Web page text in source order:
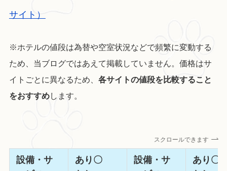
サイト）
※ホテルの値段は為替や空室状況などで頻繁に変動する
ため、当ブログではあえて掲載していません。価格はサ
イトごとに異なるため、 各サイトの値段を比較すること
をおすすめします。
スクロールできます
設備・サ
あり〇
設備・サ
あり